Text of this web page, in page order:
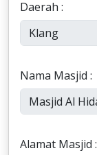
Daerah :
Nama Masjid :
Alamat Masjid :